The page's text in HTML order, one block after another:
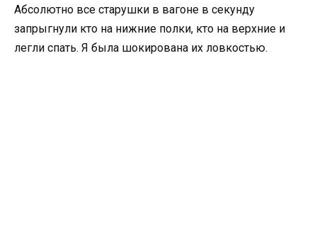
Абсолютно все старушки в вагоне в секунду
запрыгнули кто на нижние полки, кто на верхние и
легли спать. Я была шокирована их ловкостью.